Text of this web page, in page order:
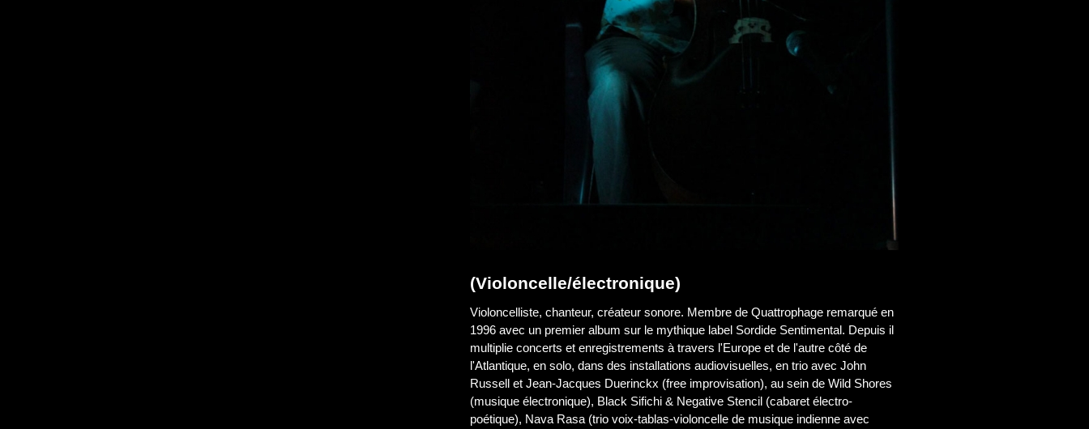
(Violoncelle/électronique)
Violoncelliste, chanteur, créateur sonore. Membre de Quattrophage remarqué en
1996 avec un premier album sur le mythique label Sordide Sentimental. Depuis il
multiplie concerts et enregistrements à travers l'Europe et de l'autre côté de
l'Atlantique, en solo, dans des installations audiovisuelles, en trio avec John
Russell et Jean-Jacques Duerinckx (free improvisation), au sein de Wild Shores
(musique électronique), Black Sifichi & Negative Stencil (cabaret électro-
poétique), Nava Rasa (trio voix-tablas-violoncelle de musique indienne avec